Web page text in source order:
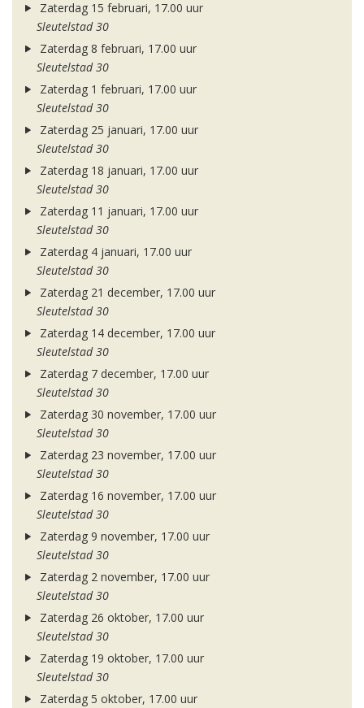
Zaterdag 15 februari, 17.00 uur
Sleutelstad 30
Zaterdag 8 februari, 17.00 uur
Sleutelstad 30
Zaterdag 1 februari, 17.00 uur
Sleutelstad 30
Zaterdag 25 januari, 17.00 uur
Sleutelstad 30
Zaterdag 18 januari, 17.00 uur
Sleutelstad 30
Zaterdag 11 januari, 17.00 uur
Sleutelstad 30
Zaterdag 4 januari, 17.00 uur
Sleutelstad 30
Zaterdag 21 december, 17.00 uur
Sleutelstad 30
Zaterdag 14 december, 17.00 uur
Sleutelstad 30
Zaterdag 7 december, 17.00 uur
Sleutelstad 30
Zaterdag 30 november, 17.00 uur
Sleutelstad 30
Zaterdag 23 november, 17.00 uur
Sleutelstad 30
Zaterdag 16 november, 17.00 uur
Sleutelstad 30
Zaterdag 9 november, 17.00 uur
Sleutelstad 30
Zaterdag 2 november, 17.00 uur
Sleutelstad 30
Zaterdag 26 oktober, 17.00 uur
Sleutelstad 30
Zaterdag 19 oktober, 17.00 uur
Sleutelstad 30
Zaterdag 5 oktober, 17.00 uur